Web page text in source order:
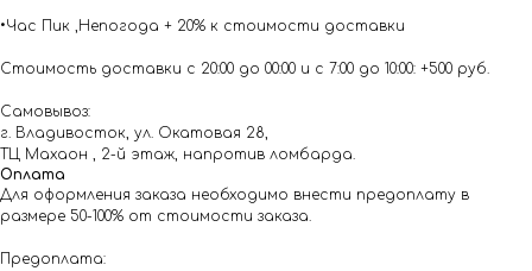
•Час Пик ,Непогода + 20% к стоимости доставки
Стоимость доставки с 20:00 до 00:00 и с 7:00 до 10:00: +500 руб.
Самовывоз:
г. Владивосток, ул. Окатовая 28,
ТЦ Махаон , 2-й этаж, напротив ломбарда.
Оплата
Для оформления заказа необходимо внести предоплату в
размере 50-100% от стоимости заказа.
Предоплата: